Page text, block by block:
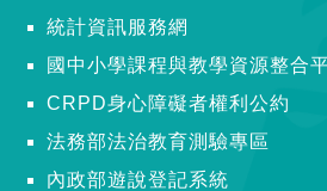
統計資訊服務網
國中小學課程與教學資源整合
CRPD身心障礙者權利公約
法務部法治教育測驗專區
內政部遊說登記系統